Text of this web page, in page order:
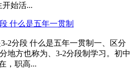
始活...
什么是五年一贯制
2分段 什么是五年一贯制一、区分
地方也称为、3-2分段制学习。初中
，职高...